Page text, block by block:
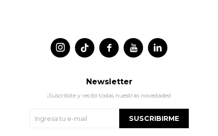
 
 
Newsletter
¡Suscribite y recibí todas nuestras novedades!
SUSCRIBIRME